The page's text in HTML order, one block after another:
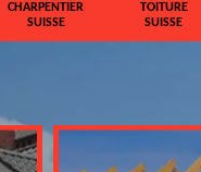
CHARPENTIER
SUISSE
TOITURE
SUISSE